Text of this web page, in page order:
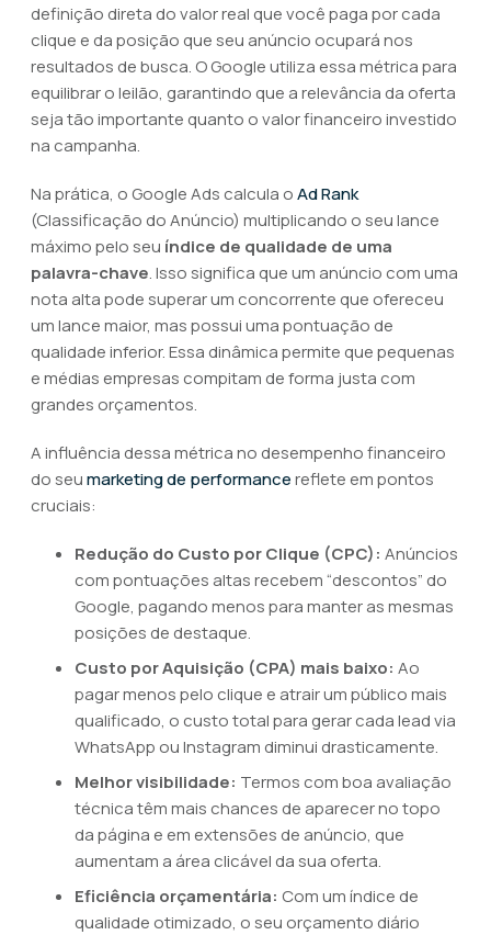
definição direta do valor real que você paga por cada
clique e da posição que seu anúncio ocupará nos
resultados de busca. O Google utiliza essa métrica para
equilibrar o leilão, garantindo que a relevância da oferta
seja tão importante quanto o valor financeiro investido
na campanha.
Na prática, o Google Ads calcula oAd Rank
(Classificação do Anúncio) multiplicando o seu lance
máximo pelo seu índice de qualidade de uma
palavra-chave. Isso significa que um anúncio com uma
nota alta pode superar um concorrente que ofereceu
um lance maior, mas possui uma pontuação de
qualidade inferior. Essa dinâmica permite que pequenas
e médias empresas compitam de forma justa com
grandes orçamentos.
A influência dessa métrica no desempenho financeiro
do seumarketing de performancereflete em pontos
cruciais:
Redução do Custo por Clique (CPC): Anúncios
com pontuações altas recebem “descontos” do
Google, pagando menos para manter as mesmas
posições de destaque.
Custo por Aquisição (CPA) mais baixo: Ao
pagar menos pelo clique e atrair um público mais
qualificado, o custo total para gerar cada lead via
WhatsApp ou Instagram diminui drasticamente.
Melhor visibilidade: Termos com boa avaliação
técnica têm mais chances de aparecer no topo
da página e em extensões de anúncio, que
aumentam a área clicável da sua oferta.
Eficiência orçamentária: Com um índice de
qualidade otimizado, o seu orçamento diário